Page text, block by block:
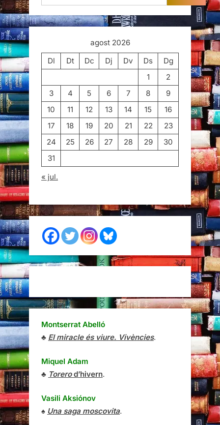
agost 2026
Dl
Dt Dc Dj Dv Ds
Dg
1
2
3
4 5 6 7 8
9
10
11 12 13 14 15
16
17
18 19 20 21 22
23
24
25 26 27 28 29
30
31
« jul.
Montserrat Abelló
♣ El miracle és viure. Vivències.
Miquel Adam
♣ Torerod’hivern.
Vasili Aksiónov
♠ Una saga moscovita.